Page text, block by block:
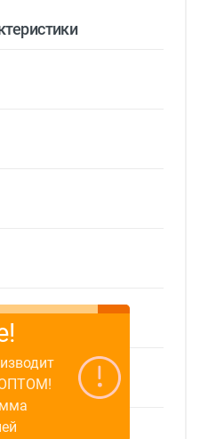
ОПТОМ!